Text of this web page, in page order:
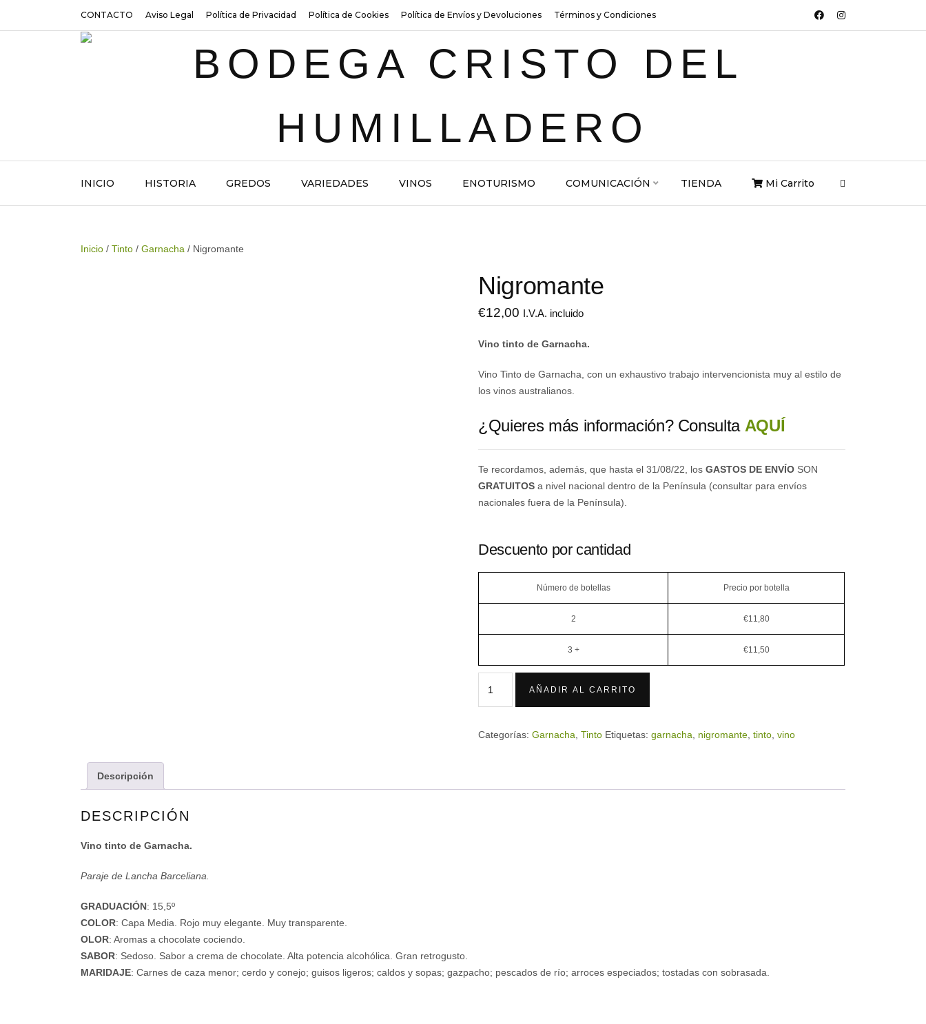
CONTACTO Aviso Legal Política de Privacidad Política de Cookies Política de Envíos y Devoluciones Términos y Condiciones
INICIO HISTORIA GREDOS VARIEDADES VINOS ENOTURISMO COMUNICACIÓN TIENDA Mi Carrito
Inicio / Tinto / Garnacha / Nigromante
Nigromante
€12,00 I.V.A. incluido
Vino tinto de Garnacha.
Vino Tinto de Garnacha, con un exhaustivo trabajo intervencionista muy al estilo de
los vinos australianos.
¿Quieres más información? Consulta AQUÍ
Te recordamos, además, que hasta el 31/08/22, losGASTOS DE ENVÍO SON
GRATUITOS a nivel nacional dentro de la Península (consultar para envíos
nacionales fuera de la Península).
Descuento por cantidad
Número de botellas Precio por botella
2 €11,80
3 + €11,50
AÑADIR AL CARRITO
Categorías:Garnacha ,Tinto Etiquetas:garnacha nigromante ,tinto ,vino
Descripción
DESCRIPCIÓN
Vino tinto de Garnacha.
Paraje de Lancha Barceliana.
GRADUACIÓN: 15,5º
COLOR: Capa Media. Rojo muy elegante. Muy transparente.
OLOR: Aromas a chocolate cociendo.
SABOR: Sedoso. Sabor a crema de chocolate. Alta potencia alcohólica. Gran retrogusto.
MARIDAJE: Carnes de caza menor; cerdo y conejo; guisos ligeros; caldos y sopas; gazpacho; pescados de río; arroces especiados; tostadas con sobrasada.